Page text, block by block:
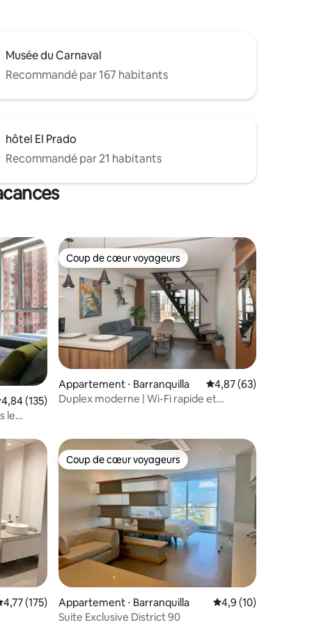
Musée du Carnaval
Recommandé par 167 habitants
hôtel El Prado
Recommandé par 21 habitants
: 4,96 sur 5
moyenne sur la base de 135 commentaires : 4,84 sur 5
4,84 (135)
le
Coup de cœur voyageurs
Coup de cœur voyageurs
Appartement ⋅ Barranquilla Évaluation moyenne
4,87 (63)
Duplex moderne | Wi-Fi rapide et
: 4,94 sur 5
moyenne sur la base de 175 commentaires : 4,77 sur 5
4,77 (175)
Coup de cœur voyageurs
Coup de cœur voyageurs
Appartement ⋅ Barranquilla Évaluation
4,9 (10)
Suite Exclusive District 90